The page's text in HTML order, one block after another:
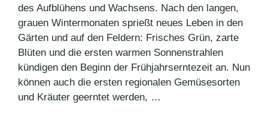
des Aufblühens und Wachsens. Nach den langen,
grauen Wintermonaten sprießt neues Leben in den
Gärten und auf den Feldern: Frisches Grün, zarte
Blüten und die ersten warmen Sonnenstrahlen
kündigen den Beginn der Frühjahrserntezeit an. Nun
können auch die ersten regionalen Gemüsesorten
und Kräuter geerntet werden, …